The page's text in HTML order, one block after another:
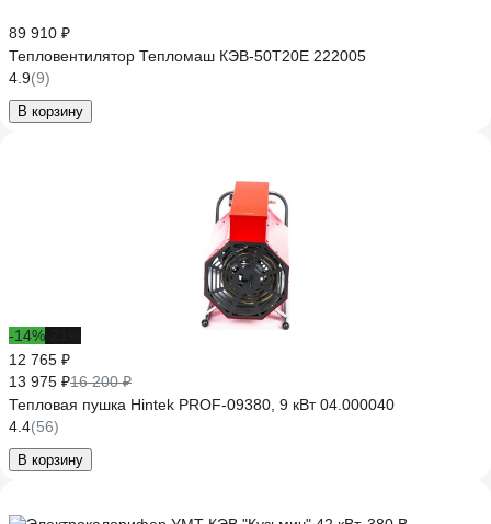
89 910 ₽
Тепловентилятор Тепломаш КЭВ-50Т20Е 222005
4.9(9)
В корзину
-14%
12 765 ₽
13 975 ₽16 200 ₽
Тепловая пушка Hintek PROF-09380, 9 кВт 04.000040
4.4(56)
В корзину